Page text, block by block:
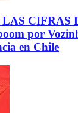
LAS CIFRAS
por
en Chile